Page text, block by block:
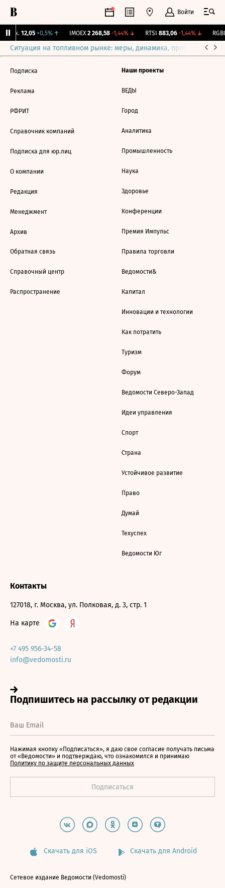
Войти
Бирж. 12,05 +0,5%↑ IMOEX 2 268,58 -1,44%↓ RTSI 883,06 -1,44%↓ RGBI
Ситуация на топливном рынке: меры, динамика, прогнозы
Подписка
Реклама
РФРИТ
Справочник компаний
Подписка для юр.лиц
О компании
Редакция
Менеджмент
Архив
Обратная связь
Справочный центр
Распространение
Наши проекты
ВЕДЫ
Город
Аналитика
Промышленность
Наука
Здоровье
Конференции
Премия Импульс
Правила торговли
Ведомости&
Капитал
Инновации и технологии
Как потратить
Туризм
Форум
Ведомости Северо-Запад
Идеи управления
Спорт
Страна
Устойчивое развитие
Право
Думай
Техуспех
Ведомости Юг
Контакты
127018, г. Москва, ул. Полковая, д. 3, стр. 1
На карте
+7 495 956-34-58
info@vedomosti.ru
Нажимая кнопку «Подписаться», я даю свое согласие получать письма
от «Ведомости» и подтверждаю, что ознакомился и принимаю
Политику по защите персональных данных
Скачать для iOS Скачать для Android
Сетевое издание Ведомости (Vedomosti)